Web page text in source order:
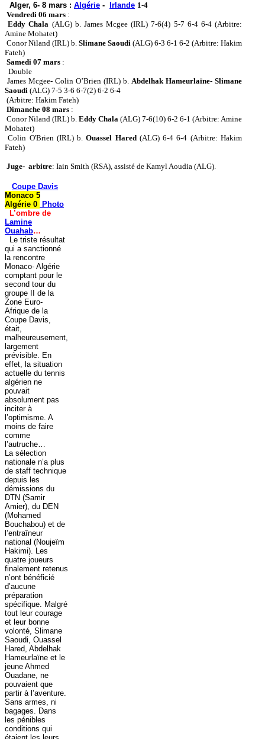
Alger, 6- 8 mars : Algérie - Irlande 1-4
Vendredi 06 mars :
Eddy Chala (ALG) b. James Mcgee (IRL) 7-6(4) 5-7 6-4 6-4 (Arbitre:
Amine Mohatet)
Conor Niland (IRL) b. Slimane Saoudi (ALG) 6-3 6-1 6-2 (Arbitre: Hakim
Fateh)
Samedi 07 mars :
Double
James Mcgee- Colin O’Brien (IRL) b. Abdelhak Hameurlaïne- Slimane
Saoudi (ALG) 7-5 3-6 6-7(2) 6-2 6-4
(Arbitre: Hakim Fateh)
Dimanche 08 mars :
Conor Niland (IRL) b. Eddy Chala (ALG) 7-6(10) 6-2 6-1 (Arbitre: Amine
Mohatet)
Colin O'Brien (IRL) b.Ouassel Hared(ALG) 6-4 6-4 (Arbitre: Hakim
Fateh)
Juge- arbitre: Iain Smith (RSA), assisté de Kamyl Aoudia (ALG).
Coupe Davis
Monaco 5
Algérie 0
Photo
L’ombre de
Lamine
Ouahab…
Le triste résultat
qui a sanctionné
la rencontre
Monaco- Algérie
comptant pour le
second tour du
groupe II de la
Zone Euro-
Afrique de la
Coupe Davis,
était,
malheureusement,
largement
prévisible. En
effet, la situation
actuelle du tennis
algérien ne
pouvait
absolument pas
inciter à
l’optimisme. A
moins de faire
comme
l’autruche…
La sélection
nationale n’a plus
de staff technique
depuis les
démissions du
DTN (Samir
Amier), du DEN
(Mohamed
Bouchabou) et de
l’entraîneur
national (Noujeïm
Hakimi). Les
quatre joueurs
finalement retenus
n’ont bénéficié
d’aucune
préparation
spécifique. Malgré
tout leur courage
et leur bonne
volonté, Slimane
Saoudi, Ouassel
Hared, Abdelhak
Hameurlaïne et le
jeune Ahmed
Ouadane, ne
pouvaient que
partir à l’aventure.
Sans armes, ni
bagages. Dans
les pénibles
conditions qui